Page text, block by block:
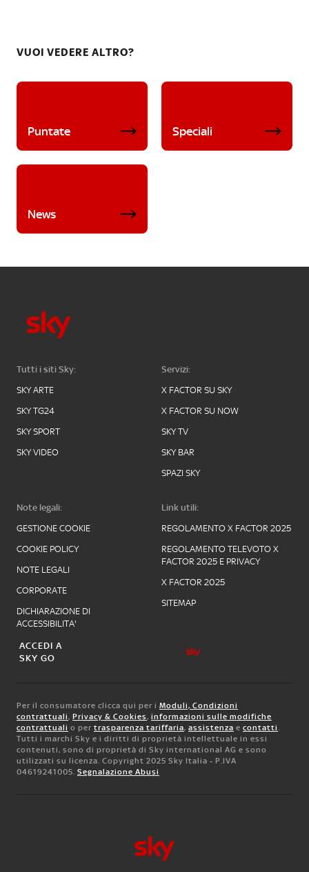
VUOI VEDERE ALTRO?
Puntate Speciali
News
Tutti i siti Sky:
SKY ARTE
SKY TG24
SKY SPORT
SKY VIDEO
Servizi:
X FACTOR SU SKY
X FACTOR SU NOW
SKY TV
SKY BAR
SPAZI SKY
Note legali:
GESTIONE COOKIE
COOKIE POLICY
NOTE LEGALI
CORPORATE
DICHIARAZIONE DI
ACCESSIBILITA'
Link utili:
REGOLAMENTO X FACTOR 2025
REGOLAMENTO TELEVOTO X
FACTOR 2025 E PRIVACY
X FACTOR 2025
SITEMAP
ACCEDI A
SKY GO
Per il consumatore clicca qui per i Moduli, Condizioni
contrattuali, Privacy & Cookies, informazioni sulle modifiche
contrattuali o per trasparenza tariffaria, assistenza e contatti.
Tutti i marchi Sky e i diritti di proprietà intellettuale in essi
contenuti, sono di proprietà di Sky international AG e sono
utilizzati su licenza. Copyright 2025 Sky Italia - P.IVA
04619241005. Segnalazione Abusi